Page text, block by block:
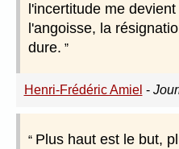
l'incertitude me
l'angoisse, la
dure.
Henri-Frédéric Amiel -
Plus haut est le but,